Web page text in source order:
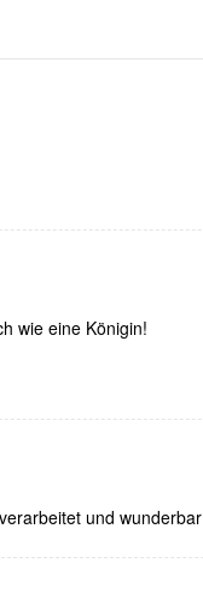
wie eine Königin!
und